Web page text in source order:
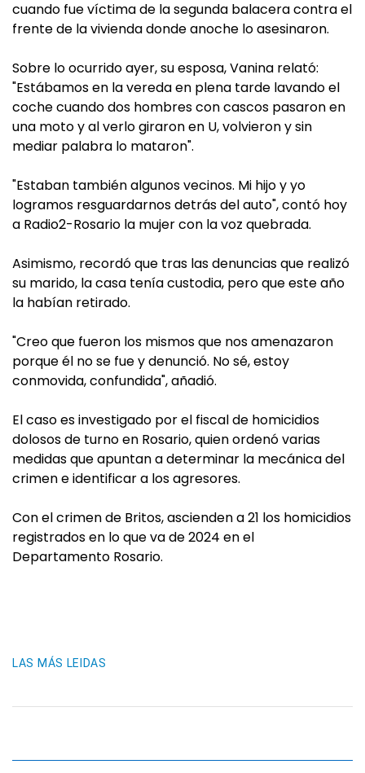
cuando fue víctima de la segunda balacera contra el
frente de la vivienda donde anoche lo asesinaron.
Sobre lo ocurrido ayer, su esposa, Vanina relató:
"Estábamos en la vereda en plena tarde lavando el
coche cuando dos hombres con cascos pasaron en
una moto y al verlo giraron en U, volvieron y sin
mediar palabra lo mataron".
"Estaban también algunos vecinos. Mi hijo y yo
logramos resguardarnos detrás del auto", contó hoy
a Radio2-Rosario la mujer con la voz quebrada.
Asimismo, recordó que tras las denuncias que realizó
su marido, la casa tenía custodia, pero que este año
la habían retirado.
"Creo que fueron los mismos que nos amenazaron
porque él no se fue y denunció. No sé, estoy
conmovida, confundida", añadió.
El caso es investigado por el fiscal de homicidios
dolosos de turno en Rosario, quien ordenó varias
medidas que apuntan a determinar la mecánica del
crimen e identificar a los agresores.
Con el crimen de Britos, ascienden a 21 los homicidios
registrados en lo que va de 2024 en el
Departamento Rosario.
LAS MÁS LEIDAS